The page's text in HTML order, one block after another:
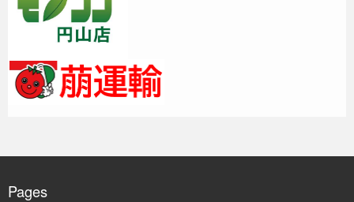
Pages